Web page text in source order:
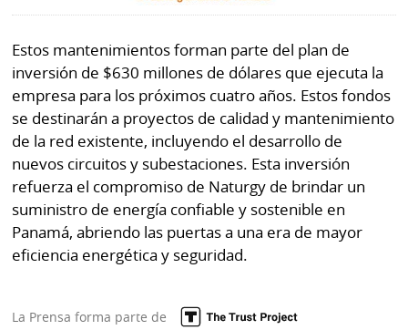
Estos mantenimientos forman parte del plan de
inversión de $630 millones de dólares que ejecuta la
empresa para los próximos cuatro años. Estos fondos
se destinarán a proyectos de calidad y mantenimiento
de la red existente, incluyendo el desarrollo de
nuevos circuitos y subestaciones. Esta inversión
refuerza el compromiso de Naturgy de brindar un
suministro de energía confiable y sostenible en
Panamá, abriendo las puertas a una era de mayor
eficiencia energética y seguridad.
La Prensa forma parte de